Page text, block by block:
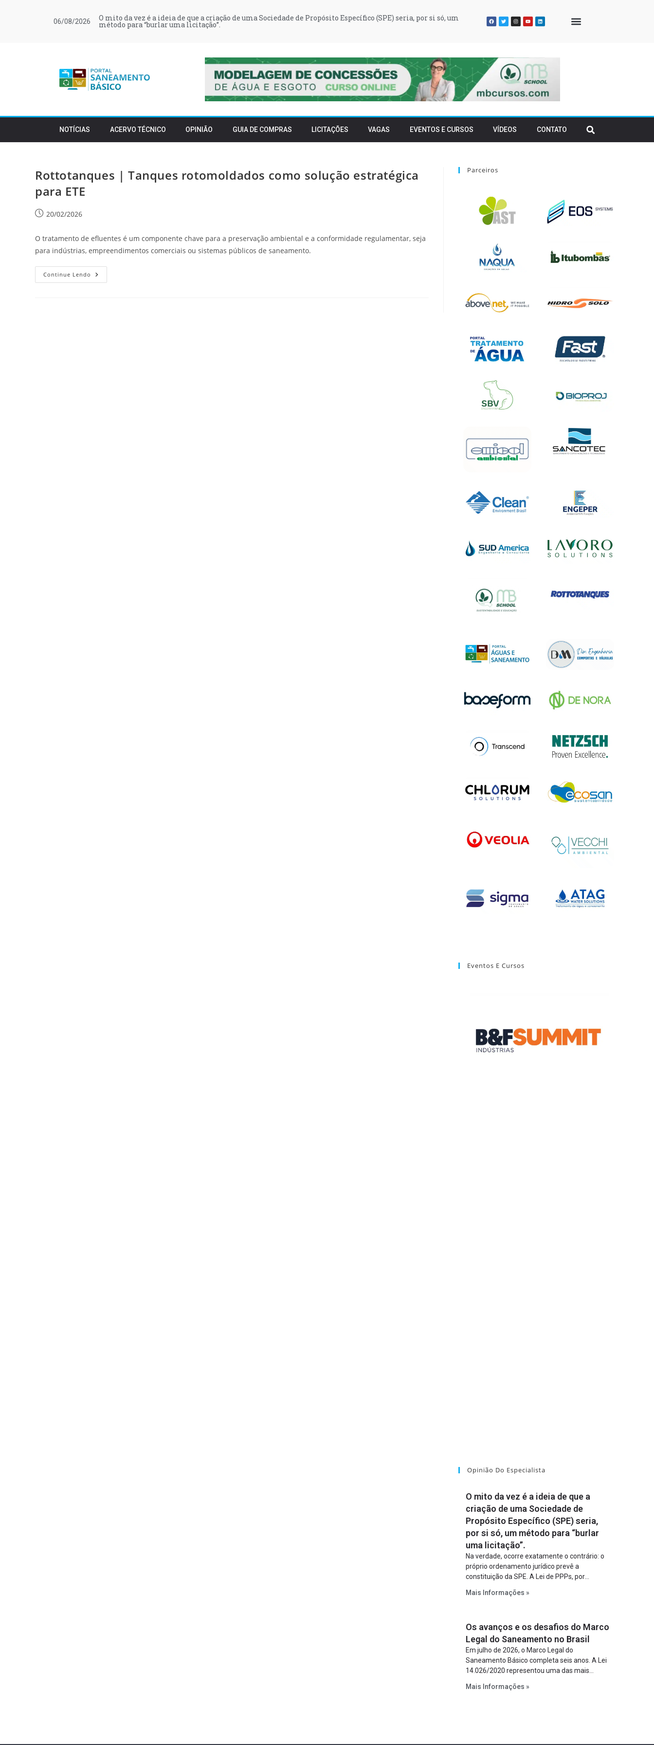
06/08/2026 O mito da vez é a ideia de que a criação de uma Sociedade de Propósito Específico (SPE) seria, por si só, um
método para “burlar uma licitação”.
NOTÍCIAS ACERVO TÉCNICO OPINIÃO GUIA DE COMPRAS LICITAÇÕES VAGAS EVENTOS E CURSOS VÍDEOS CONTATO
Rottotanques | Tanques rotomoldados como solução estratégica
para ETE
20/02/2026
O tratamento de efluentes é um componente chave para a preservação ambiental e a conformidade regulamentar, seja
para indústrias, empreendimentos comerciais ou sistemas públicos de saneamento.
Continue Lendo
Parceiros
Eventos E Cursos
Opinião Do Especialista
O mito da vez é a ideia de que a
criação de uma Sociedade de
Propósito Específico (SPE) seria,
por si só, um método para “burlar
uma licitação”.
Na verdade, ocorre exatamente o contrário: o
próprio ordenamento jurídico prevê a
constituição da SPE. A Lei de PPPs, por
constitua uma SPE para implantar e gerir o
Lei de Concessões, a figura é facultativa e
sujeita a uma escolha racional de projeto a
projeto.
Mais Informações »
Os avanços e os desafios do Marco
Legal do Saneamento no Brasil
Em julho de 2026, o Marco Legal do
Saneamento Básico completa seis anos. A Lei
14.026/2020 representou uma das mais
estabelecer metas claras para a
mecanismos voltados à segurança jurídica dos
Mais Informações »